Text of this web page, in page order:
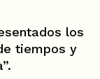
los
tiempos y